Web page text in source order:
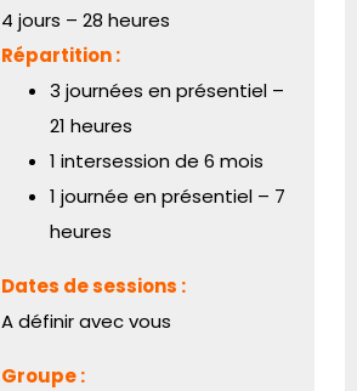
4 jours – 28 heures
Répartition :
3 journées en présentiel –
21 heures
1 intersession de 6 mois
1 journée en présentiel – 7
heures
Dates de sessions :
A définir avec vous
Groupe :